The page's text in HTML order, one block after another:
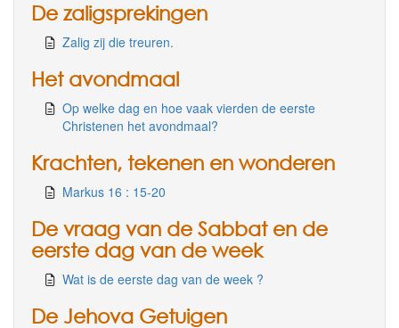
De zaligsprekingen
Zalig zij die treuren.
Het avondmaal
Op welke dag en hoe vaak vierden de eerste
Christenen het avondmaal?
Krachten, tekenen en wonderen
Markus 16 : 15-20
De vraag van de Sabbat en de
eerste dag van de week
Wat is de eerste dag van de week ?
De Jehova Getuigen